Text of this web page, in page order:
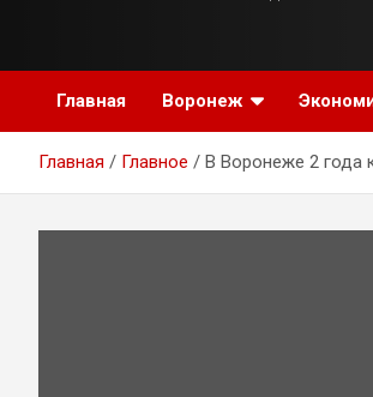
Главная Воронеж
Главная Главное В Воронеже 2 года